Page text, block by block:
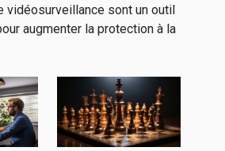
vidéosurveillance sont un outil
augmenter la protection à la